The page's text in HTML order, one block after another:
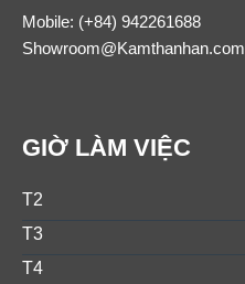
Mobile: (+84) 942261688
Showroom@Kamthanhan.com
GIỜ LÀM VIỆC
T2
T3
T4